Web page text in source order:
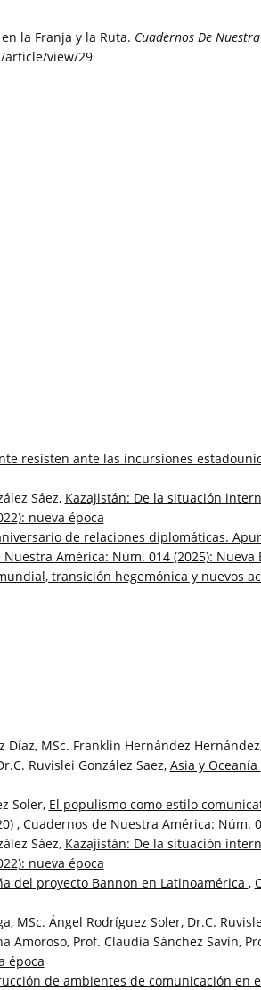
la Franja y la Ruta. Cuadernos De
article/view/29
resisten ante las incursiones
Sáez, Kazajistán: De la situación
nueva época
de relaciones diplomáticas.
América: Núm. 014 (2025): Nueva
transición hegemónica y nuevos
MSc. Franklin Hernández
Ruvislei González Saez, Asia y Oceanía
Soler, El populismo como estilo
, Cuadernos de Nuestra América: Núm.
Sáez, Kazajistán: De la situación
nueva época
del proyecto Bannon en Latinoamérica ,
MSc. Ángel Rodríguez Soler, Dr.C.
Amoroso, Prof. Claudia Sánchez Savín,
época
de ambientes de comunicación en